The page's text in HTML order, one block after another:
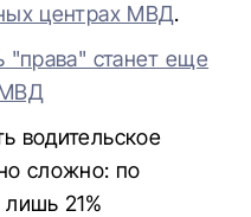
центрах МВД.
"права" станет еще
водительское
сложно: по
лишь 21%